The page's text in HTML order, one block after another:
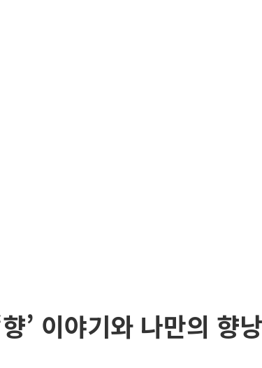
’ 이야기와 나만의 향